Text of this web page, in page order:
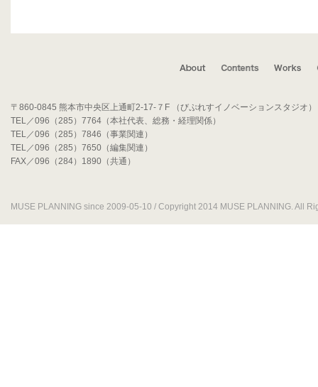
〒860-0845 熊本市中央区上通町2-17-７F （びぷれすイノベーションスタジオ）
TEL／096（285）7764（本社代表、総務・経理関係）
TEL／096（285）7846（事業関連）
TEL／096（285）7650（編集関連）
FAX／096（284）1890（共通）
MUSE PLANNING since 2009-05-10 / Copyright 2014 MUSE PLANNING. All